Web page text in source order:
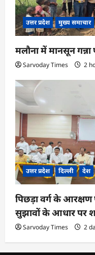
उत्तर प्रदेश मुख्य समाचार
मलौना में मानसून गन्ना
Sarvoday Times 2
उत्तर प्रदेश दिल्ली देश
पिछड़ा वर्ग के आरक्षण
सुझावों के आधार पर
Sarvoday Times 2